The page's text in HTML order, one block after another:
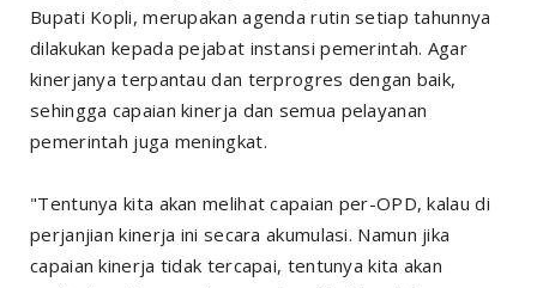
Bupati Kopli, merupakan agenda rutin setiap tahunnya
dilakukan kepada pejabat instansi pemerintah. Agar
kinerjanya terpantau dan terprogres dengan baik,
sehingga capaian kinerja dan semua pelayanan
pemerintah juga meningkat.
"Tentunya kita akan melihat capaian per-OPD, kalau di
perjanjian kinerja ini secara akumulasi. Namun jika
capaian kinerja tidak tercapai, tentunya kita akan